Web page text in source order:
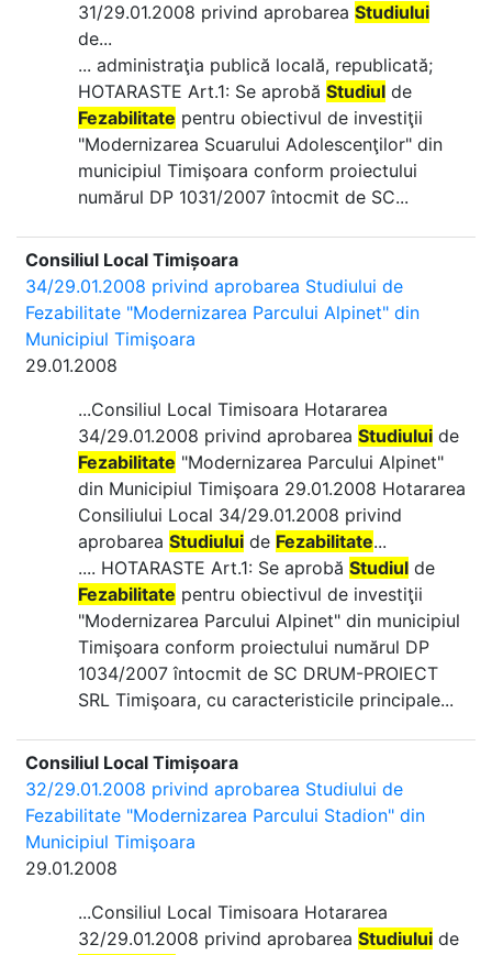
31/29.01.2008 privind aprobarea Studiului
de...
... administraţia publică locală, republicată;
HOTARASTE Art.1: Se aprobă Studiul de
Fezabilitate pentru obiectivul de investiţii
"Modernizarea Scuarului Adolescenţilor" din
municipiul Timişoara conform proiectului
numărul DP 1031/2007 întocmit de SC...
Consiliul Local Timișoara
34/29.01.2008 privind aprobarea Studiului de
Fezabilitate "Modernizarea Parcului Alpinet" din
Municipiul Timişoara
29.01.2008
...Consiliul Local Timisoara Hotararea
34/29.01.2008 privind aprobarea Studiului de
Fezabilitate "Modernizarea Parcului Alpinet"
din Municipiul Timişoara 29.01.2008 Hotararea
Consiliului Local 34/29.01.2008 privind
aprobarea Studiului de Fezabilitate...
.... HOTARASTE Art.1: Se aprobă Studiul de
Fezabilitate pentru obiectivul de investiţii
"Modernizarea Parcului Alpinet" din municipiul
Timişoara conform proiectului numărul DP
1034/2007 întocmit de SC DRUM-PROIECT
SRL Timişoara, cu caracteristicile principale...
Consiliul Local Timișoara
32/29.01.2008 privind aprobarea Studiului de
Fezabilitate "Modernizarea Parcului Stadion" din
Municipiul Timişoara
29.01.2008
...Consiliul Local Timisoara Hotararea
32/29.01.2008 privind aprobarea Studiului de